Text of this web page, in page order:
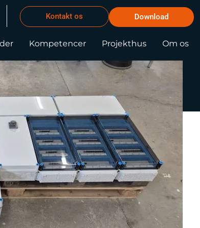
Kontakt os Download
Kompetencer Projekthus Om os